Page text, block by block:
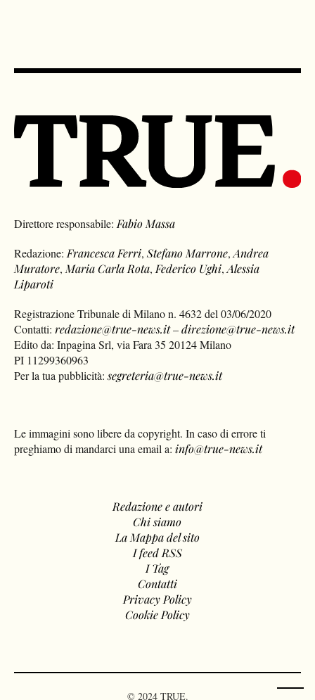
Direttore responsabile:Fabio Massa
Redazione:Francesca Ferri,Stefano Marrone,Andrea
Muratore,Maria Carla Rota,Federico Ughi,Alessia
Liparoti
Registrazione Tribunale di Milano n. 4632 del 03/06/2020
Contatti:redazione@true-news.it–direzione@true-news.it
Edito da: Inpagina Srl, via Fara 35 20124 Milano
PI 11299360963
Per la tua pubblicità:segreteria@true-news.it
Le immagini sono libere da copyright. In caso di errore ti
preghiamo di mandarci una email a: info@true-news.it
Redazione e autori
Chi siamo
La Mappa del sito
I feed RSS
I Tag
Contatti
Privacy Policy
Cookie Policy